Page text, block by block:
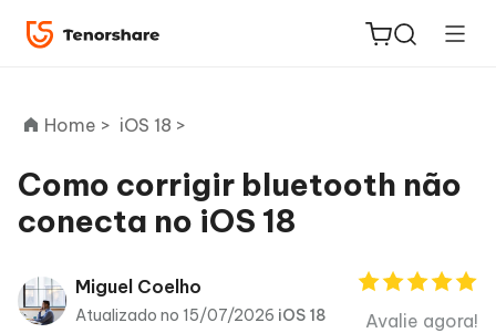
ReiBoot
PDNob
Home > iOS 18 >
Como corrigir bluetooth não
conecta no iOS 18
Miguel Coelho
Atualizado no 15/07/2026 iOS 18 Avalie agora!